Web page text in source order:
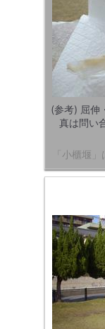
(参考) 屈伸
真は問い
「小櫃堰